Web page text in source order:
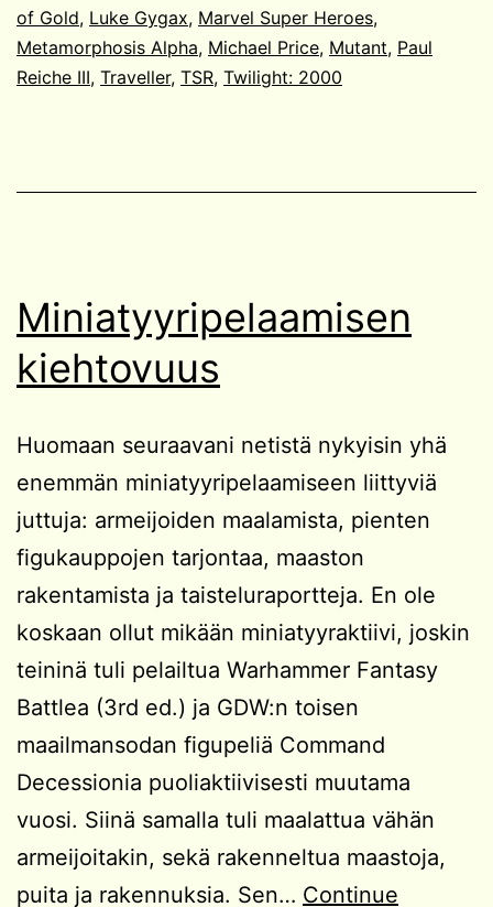
of Gold, Luke Gygax, Marvel Super Heroes,
Metamorphosis Alpha, Michael Price, Mutant, Paul
Reiche III, Traveller, TSR, Twilight: 2000
Miniatyyripelaamisen
kiehtovuus
Huomaan seuraavani netistä nykyisin yhä
enemmän miniatyyripelaamiseen liittyviä
juttuja: armeijoiden maalamista, pienten
figukauppojen tarjontaa, maaston
rakentamista ja taisteluraportteja. En ole
koskaan ollut mikään miniatyyraktiivi, joskin
teininä tuli pelailtua Warhammer Fantasy
Battlea (3rd ed.) ja GDW:n toisen
maailmansodan figupeliä Command
Decessionia puoliaktiivisesti muutama
vuosi. Siinä samalla tuli maalattua vähän
armeijoitakin, sekä rakenneltua maastoja,
puita ja rakennuksia. Sen… Continue